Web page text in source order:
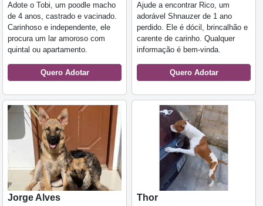
Adote o Tobi, um poodle macho
de 4 anos, castrado e vacinado.
Carinhoso e independente, ele
procura um lar amoroso com
quintal ou apartamento.
Quero Adotar
Ajude a encontrar Rico, um
adorável Shnauzer de 1 ano
perdido. Ele é dócil, brincalhão e
carente de carinho. Qualquer
informação é bem-vinda.
Quero Adotar
Jorge Alves
Thor